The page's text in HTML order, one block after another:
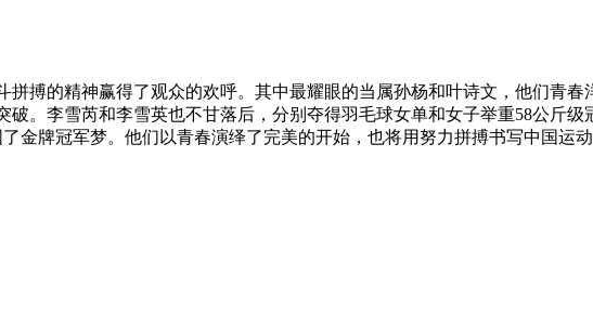
的精神赢得了观众的欢呼。其中最耀眼的当属孙杨和叶诗文，他们青春
。李雪芮和李雪英也不甘落后，分别夺得羽毛球女单和女子举重58公斤
金牌冠军梦。他们以青春演绎了完美的开始，也将用努力拼搏书写中国运动